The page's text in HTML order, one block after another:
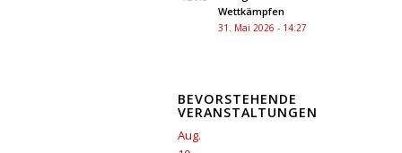
Wettkämpfen
31. Mai 2026 - 14:27
BEVORSTEHENDE
VERANSTALTUNGEN
Aug.